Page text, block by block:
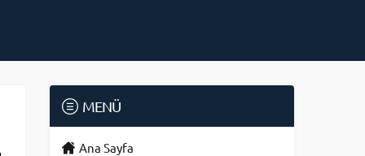
MENÜ
Ana Sayfa